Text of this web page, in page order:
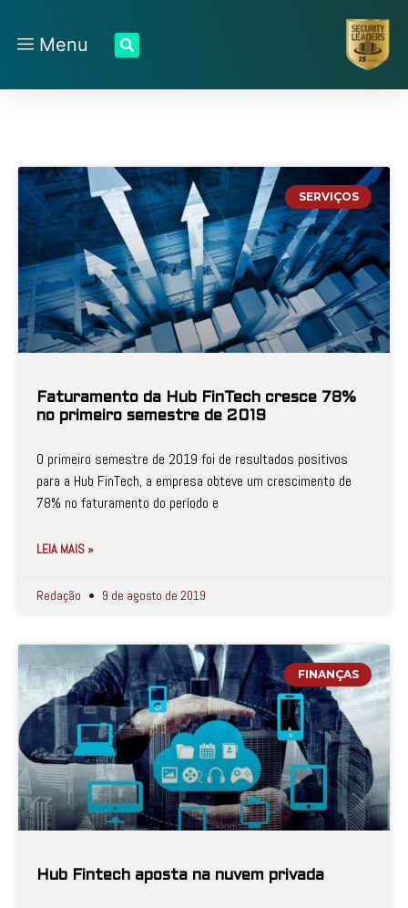
Menu
SERVIÇOS
Faturamento da Hub FinTech cresce 78%
no primeiro semestre de 2019
O primeiro semestre de 2019 foi de resultados positivos
para a Hub FinTech, a empresa obteve um crescimento de
78% no faturamento do período e
LEIA MAIS »
Redação 9 de agosto de 2019
FINANÇAS
Hub Fintech aposta na nuvem privada